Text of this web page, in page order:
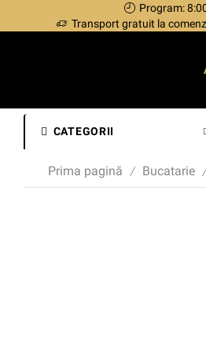
Program:
Transport gratuit la
CATEGORII
Prima pagină / Bucatarie